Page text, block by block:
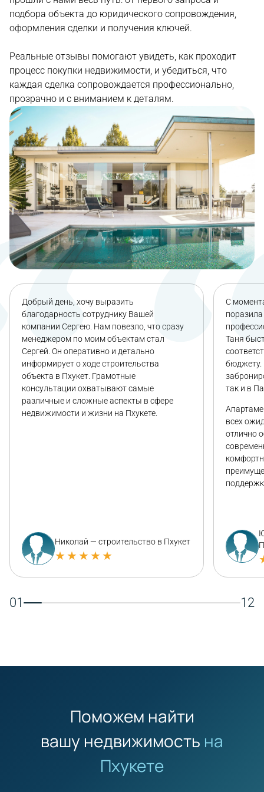
подбора объекта до юридического сопровождения,
оформления сделки и получения ключей.
Реальные отзывы помогают увидеть, как проходит
процесс покупки недвижимости, и убедиться, что
каждая сделка сопровождается профессионально,
прозрачно и с вниманием к деталям.
Добрый день, хочу выразить
благодарность сотруднику Вашей
компании Сергею. Нам повезло, что сразу
менеджером по моим объектам стал
Сергей. Он оперативно и детально
информирует о ходе строительства
объекта в Пхукет. Грамотные
консультации охватывают самые
различные и сложные аспекты в сфере
недвижимости и жизни на Пхукете.
Николай — строительство в Пхукет
★★★★★
С
Таня
бюджету.
так и в
всех
отлично
01 12
Поможем найти
вашу недвижимость на
Пхукете